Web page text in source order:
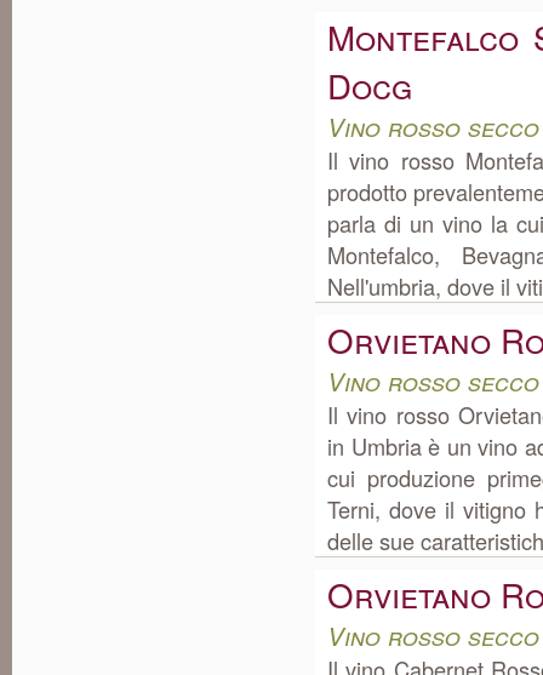
Montefalco
Docg
Vino rosso
Il vino rosso
prodotto
parla di un vino la
Montefalco,
Nell'umbria, dove il
Orvietano
Vino rosso
Il vino rosso
in Umbria è un vino
cui produzione
Terni, dove il vitigno
delle sue
Orvietano
Vino rosso